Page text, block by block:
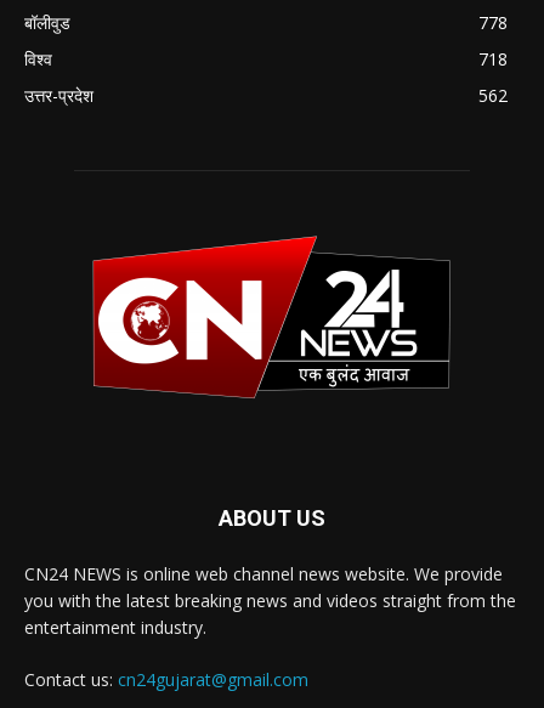
बॉलीवुड
778
विश्व
718
उत्तर-प्रदेश
562
ABOUT US
CN24 NEWS is online web channel news website. We provide
you with the latest breaking news and videos straight from the
entertainment industry.
Contact us: cn24gujarat@gmail.com